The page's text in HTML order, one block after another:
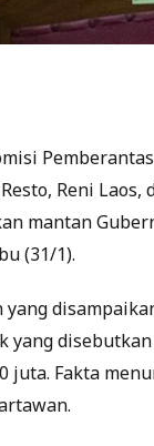
Reni Laos,
mantan
(31/1).
yang
juta. Fakta